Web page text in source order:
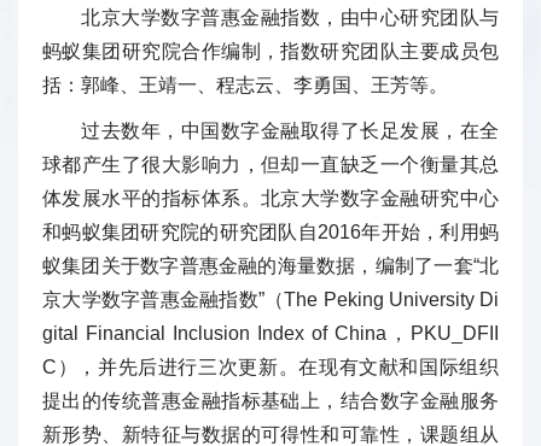
北京大学数字普惠金融指数，由中心研究团队与
蚂蚁集团研究院合作编制，指数研究团队主要成员包
括：郭峰、王靖一、程志云、李勇国、王芳等。
过去数年，中国数字金融取得了长足发展，在全
球都产生了很大影响力，但却一直缺乏一个衡量其总
体发展水平的指标体系。北京大学数字金融研究中心
和蚂蚁集团研究院的研究团队自2016年开始，利用蚂
蚁集团关于数字普惠金融的海量数据，编制了一套“北
京大学数字普惠金融指数”（The Peking University Di
gital Financial Inclusion Index of China，PKU_DFII
C），并先后进行三次更新。在现有文献和国际组织
提出的传统普惠金融指标基础上，结合数字金融服务
新形势、新特征与数据的可得性和可靠性，课题组从